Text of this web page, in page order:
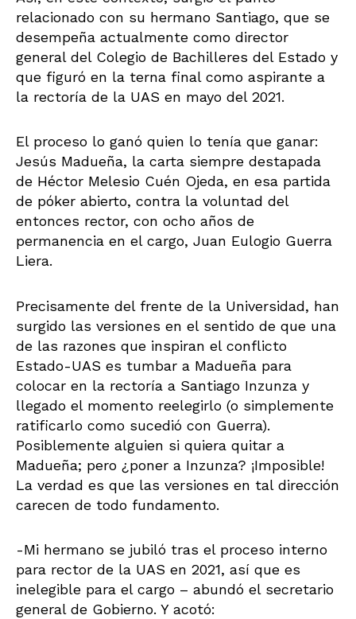
relacionado con su hermano Santiago, que se
desempeña actualmente como director
general del Colegio de Bachilleres del Estado y
que figuró en la terna final como aspirante a
la rectoría de la UAS en mayo del 2021.
El proceso lo ganó quien lo tenía que ganar:
Jesús Madueña, la carta siempre destapada
de Héctor Melesio Cuén Ojeda, en esa partida
de póker abierto, contra la voluntad del
entonces rector, con ocho años de
permanencia en el cargo, Juan Eulogio Guerra
Liera.
Precisamente del frente de la Universidad, han
surgido las versiones en el sentido de que una
de las razones que inspiran el conflicto
Estado-UAS es tumbar a Madueña para
colocar en la rectoría a Santiago Inzunza y
llegado el momento reelegirlo (o simplemente
ratificarlo como sucedió con Guerra).
Posiblemente alguien si quiera quitar a
Madueña; pero ¿poner a Inzunza? ¡Imposible!
La verdad es que las versiones en tal dirección
carecen de todo fundamento.
-Mi hermano se jubiló tras el proceso interno
para rector de la UAS en 2021, así que es
inelegible para el cargo – abundó el secretario
general de Gobierno. Y acotó: